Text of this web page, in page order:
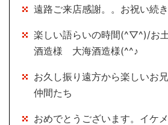
遠路ご来店感謝。。お祝い続
楽しい語らいの時間(^▽^)/お
酒造様 大海酒造様(^^♪
お久し振り遠方から楽しいお
仲間たち
おめでとうございます。イケ